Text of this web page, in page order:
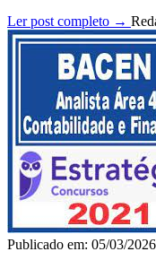
Ler post completo →
Publicado em: 05/03/2026